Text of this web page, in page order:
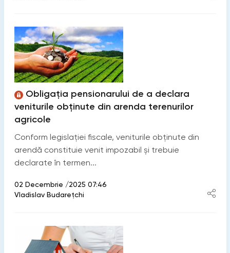
Obligația pensionarului de a declara
veniturile obținute din arenda terenurilor
agricole
Conform legislației fiscale, veniturile obținute din
arendă constituie venit impozabil și trebuie
declarate în termen...
02 Decembrie /2025 07:46
Vladislav Budarețchi